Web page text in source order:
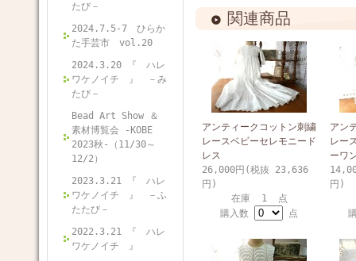
たび－
2024.7.5-7 ひらか
た手芸市 vol.20
2024.3.20 『 ハレ
ワケノイチ 』 －み
たび－
Bead Art Show ＆
素材博覧会 -KOBE
2023秋-（11/30～
12/2）
2023.3.21 『 ハレ
ワケノイチ 』 －ふ
たたび－
2022.3.21 『 ハレ
ワケノイチ 』
関連商品
アンティークコットン刺繍
レースベビーセレモニード
レス
26,000円(税抜 23,636
円)
在庫 1 点
購入数
点
アン
レー
ーワ
円)